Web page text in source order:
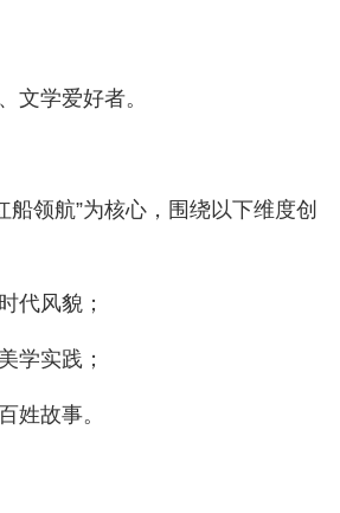
文学爱好者。
船领航”为核心，围绕以下维度创
代风貌；
学实践；
姓故事。